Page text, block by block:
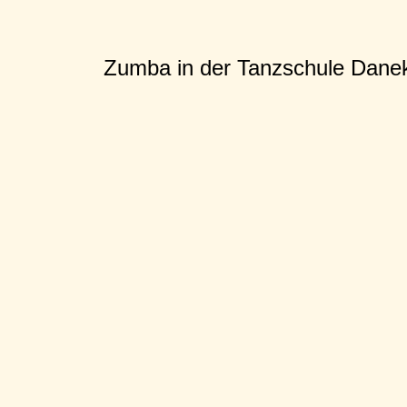
Zumba in der Tanzschule